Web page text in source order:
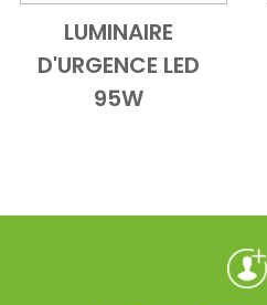
Add to CartVue d'ensemble
LUMINAIRE
D'URGENCE LED
95W